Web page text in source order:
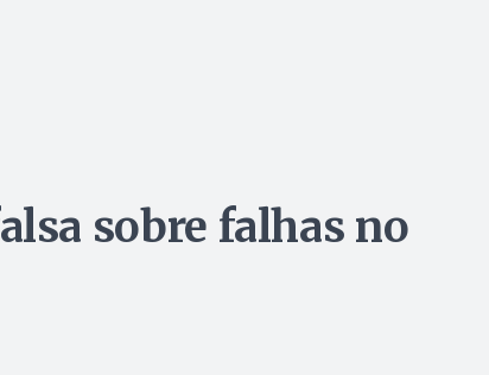
sobre falhas no